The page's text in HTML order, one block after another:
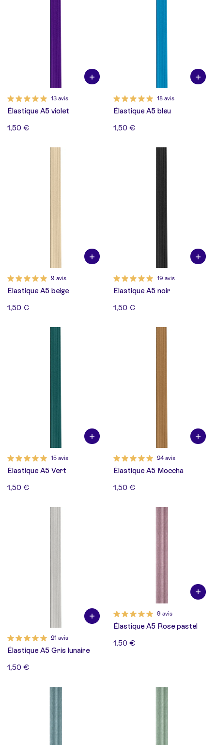
13 avis
Élastique A5 violet
1,50 €
18 avis
Élastique A5 bleu
1,50 €
9 avis
Élastique A5 beige
1,50 €
19 avis
Élastique A5 noir
1,50 €
15 avis
Élastique A5 Vert
1,50 €
24 avis
Élastique A5 Moccha
1,50 €
21 avis
Élastique A5 Gris lunaire
1,50 €
9 avis
Élastique A5 Rose pastel
1,50 €